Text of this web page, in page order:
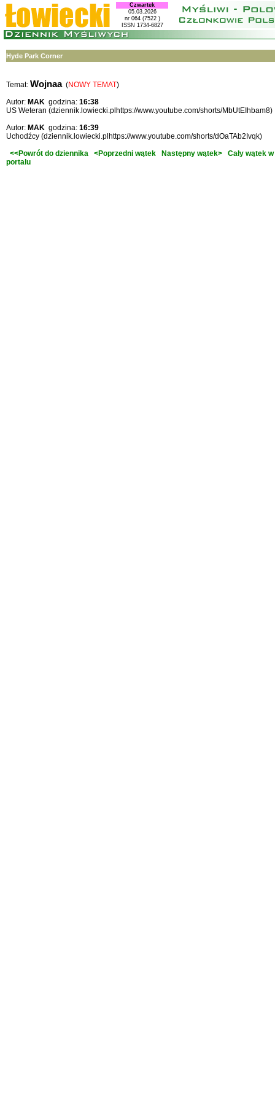
Czwartek
05.03.2026
nr 064 (7522 )
ISSN 1734-6827
Hyde Park Corner
Temat: Wojnaa(NOWY TEMAT)
Autor: MAK godzina: 16:38
US Weteran (dziennik.lowiecki.plhttps://www.youtube.com/shorts/MbUtEIhbam8)
Autor: MAK godzina: 16:39
Uchodźcy (dziennik.lowiecki.plhttps://www.youtube.com/shorts/dOaTAb2Ivqk)
<<Powrót do dziennika
<Poprzedni wątek Następny wątek>
Cały wątek w
portalu